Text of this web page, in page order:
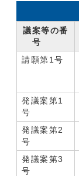
議案等の番
号
請願第1号
発議案第1
号
発議案第2
号
発議案第3
号